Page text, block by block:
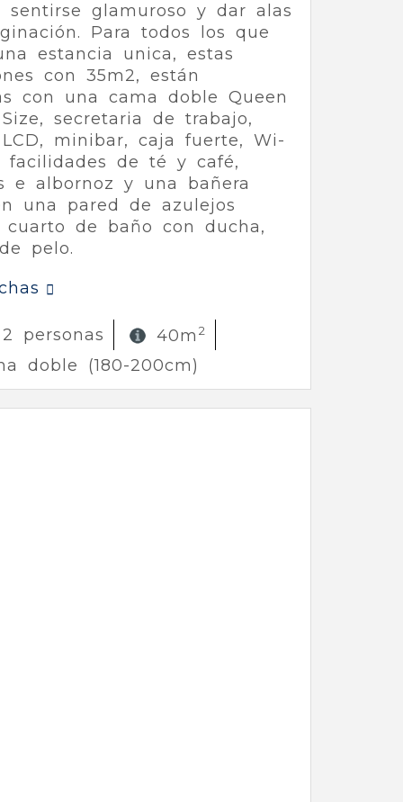
personas 40m 2
doble (180-200cm)
sentirse glamuroso y dar alas
Para todos los que
estancia unica, estas
con 35m2, están
con una cama doble Queen
secretaria de trabajo,
minibar, caja fuerte, Wi-
facilidades de té y café,
e albornoz y una bañera
una pared de azulejos
de baño con ducha,
pelo.